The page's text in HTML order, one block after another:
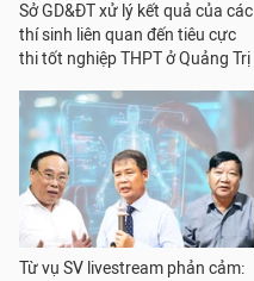
Sở GD&ĐT xử lý kết quả của các
thí sinh liên quan đến tiêu cực
thi tốt nghiệp THPT ở Quảng Trị
Từ vụ SV livestream phản cảm: